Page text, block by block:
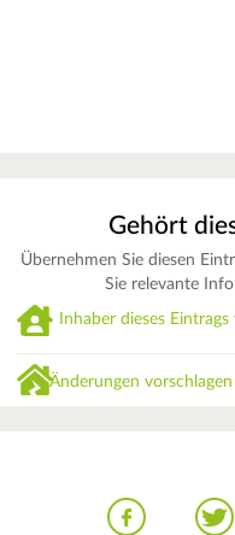
Gehört
Übernehmen Sie diesen
Sie relevante
Inhaber dieses
Änderungen vorschlagen